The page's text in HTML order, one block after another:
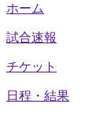
ホーム
試合速報
チケット
日程・結果